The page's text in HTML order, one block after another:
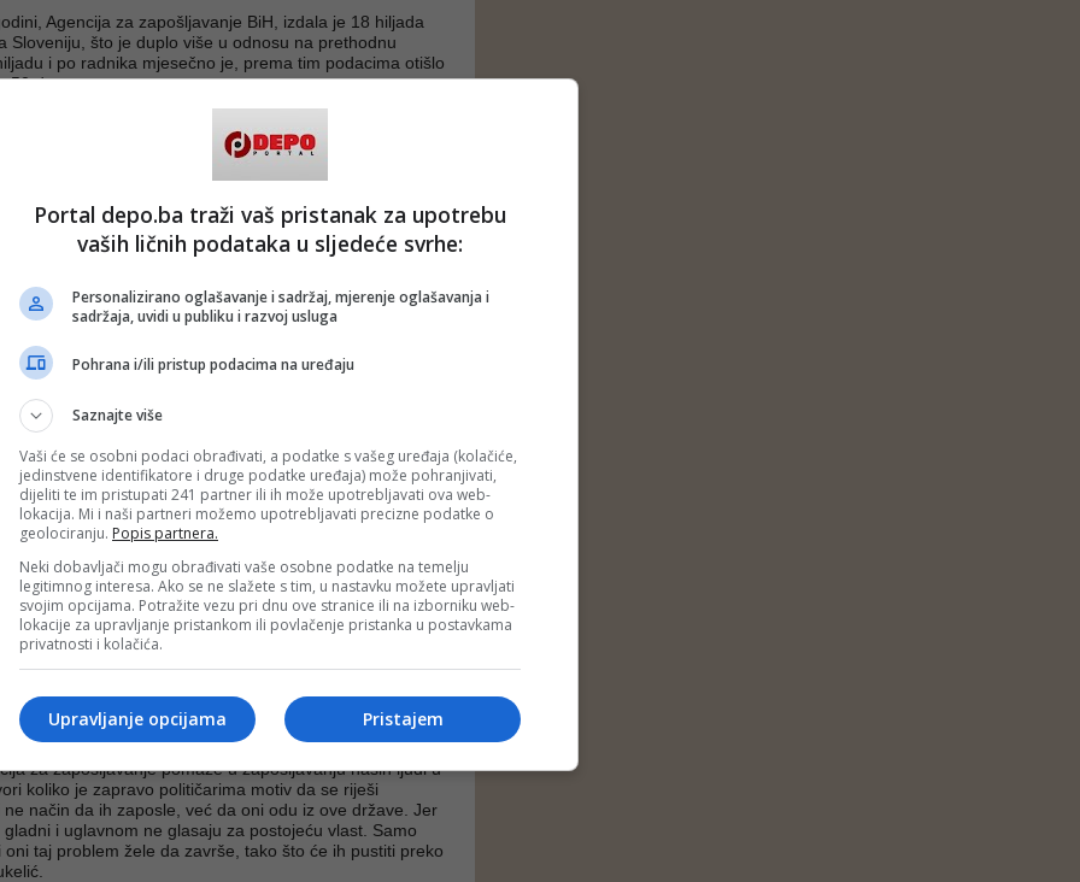
Agencija za zapošljavanje BiH, izdala je 18 hiljada
Sloveniju, što je duplo više u odnosu na prethodnu
i po radnika mjesečno je, prema tim podacima otišlo
50 dnevno.
traže svi: od mesne i građevinske industrije do IT
već imaju radnike iz zemalja zapadnog Balkana, čijim
sa tri smjene, plata je oko 1000 eura. Sa četiri
Nudimo ugovor na godinu dana i stabilno preduzeće,
radni odnos sa vama", kažeDanijel Pejašinović,
Trelleborga iz Kranja, koja je prije nekoliko godina
kompanije „Sava".
nekoliko godina, kažu da se nisu pokajali. Među njima
, koji je na sličnom sajmu u Banjaluci dogovorio posao u
mesa od divljači „Nimrod“, iz Škofja Loke.
došao ovdje na sajam, dogovorio sve i otišao tamo kod
svim uslovima. Prije toga sam radio u mesnim
gdje su plate kasnile i po nekoliko mjeseci, doprinosi
Sada su bolji uslovi rada višestruko“, priča Željko, čiji
kaže, da nažalost mladi ljudi vole samo da jedu meso, ali
iseljavanjem
situacije i politčkog sistema, koji posljednjih 30
energiju građanima BiH, ovakav scenario je realan.
portala Capital,
da bude prva generacija onih koji će pomoći svojoj
uređenom sistemu.
za zapošljavanje pomaže u zapošljavanju naših ljudi u
koliko je zapravo političarima motiv da se riješi
ne način da ih zaposle, već da oni odu iz ove države. Jer
i uglavnom ne glasaju za postojeću vlast. Samo
oni taj problem žele da završe, tako što će ih pustiti preko
Portal depo.ba traži vaš pristanak za upotrebu
vaših ličnih podataka u sljedeće svrhe:
Personalizirano oglašavanje i sadržaj, mjerenje oglašavanja i
sadržaja, uvidi u publiku i razvoj usluga
Pohrana i/ili pristup podacima na uređaju
Saznajte više
Vaši će se osobni podaci obrađivati, a podatke s vašeg uređaja (kolačiće,
jedinstvene identifikatore i druge podatke uređaja) može pohranjivati,
dijeliti te im pristupati 241 partner ili ih može upotrebljavati ova web-
lokacija. Mi i naši partneri možemo upotrebljavati precizne podatke o
geolociranju. Popis partnera.
Neki dobavljači mogu obrađivati vaše osobne podatke na temelju
legitimnog interesa. Ako se ne slažete s tim, u nastavku možete upravljati
svojim opcijama. Potražite vezu pri dnu ove stranice ili na izborniku web-
lokacije za upravljanje pristankom ili povlačenje pristanka u postavkama
privatnosti i kolačića.
Pristajem
Upravljanje opcijama